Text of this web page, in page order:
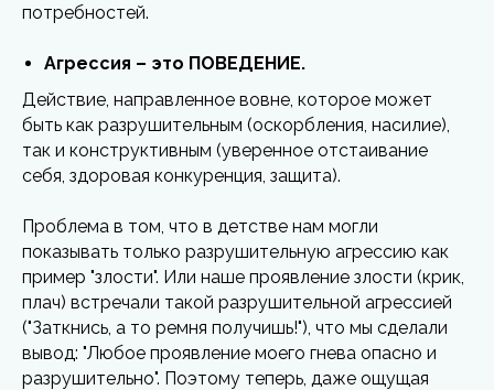
потребностей.
Агрессия – это ПОВЕДЕНИЕ.
Действие, направленное вовне, которое может
быть как разрушительным (оскорбления, насилие),
так и конструктивным (уверенное отстаивание
себя, здоровая конкуренция, защита).
Проблема в том, что в детстве нам могли
показывать только разрушительную агрессию как
пример "злости". Или наше проявление злости (крик,
плач) встречали такой разрушительной агрессией
("Заткнись, а то ремня получишь!"), что мы сделали
вывод: "Любое проявление моего гнева опасно и
разрушительно". Поэтому теперь, даже ощущая